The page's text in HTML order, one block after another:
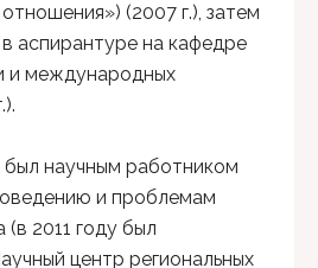
(2007 г.), затем
аспирантуре на кафедре
и международных
был научным работником
и проблемам
2011 году был
центр региональных